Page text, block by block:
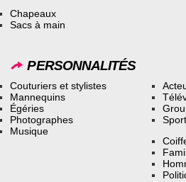
Chapeaux
Sacs à main
PERSONNALITÉS
Couturiers et stylistes
Mannequins
Égéries
Photographes
Musique